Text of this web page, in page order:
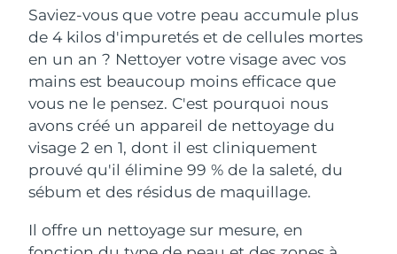
Saviez-vous que votre peau accumule plus
de 4 kilos d'impuretés et de cellules mortes
en un an ? Nettoyer votre visage avec vos
mains est beaucoup moins efficace que
vous ne le pensez. C'est pourquoi nous
avons créé un appareil de nettoyage du
visage 2 en 1, dont il est cliniquement
prouvé qu'il élimine 99 % de la saleté, du
sébum et des résidus de maquillage.
Il offre un nettoyage sur mesure, en
Anti-aging massage
LUNA™ 4 Plus
Massage, LED heating
LUNA™ 4 Men
For men, anti-aging massage
Microcurrent toning
BEAR™ 2 go
Microcurrent toning on-the-go
BEAR™ 2 eyes & lips
Microcurrent line smoothing device
Hydratation
UFO™ 3 coffret
Deep facial hydration
UFO™ 3 LED
Near-infrared and red light therapy
device
Soin bucco-dentaire
issa™ 4
Hybrid silicone sonic toothbrush
issa™ 4 plus
FAQ™ TRAITEMENT ANTI-ÂGE
Anti-âge Traitements LED
NEW
Bermudes Livraison estimée 8/18/26
Bosnie-Herzégovine Livraison estimée
Livraison estimée
Bulgarie Livraison estimée 8/12/26
Canada Livraison estimée8/16/26